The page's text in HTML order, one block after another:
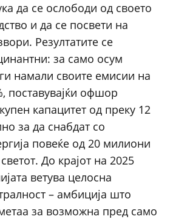
да се ослободи од своето
и да се посвети на
Резултатите се
за само осум
намали своите емисии на
поставувајќи офшор
капацитет од преку 12
за да снабдат со
повеќе од 20 милиони
До крајот на 2025
ветува целосна
– амбиција што
за возможна пред само